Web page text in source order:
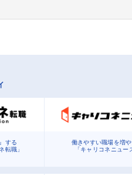
する
転職」
働きやすい職場を増
「キャリコネニュー